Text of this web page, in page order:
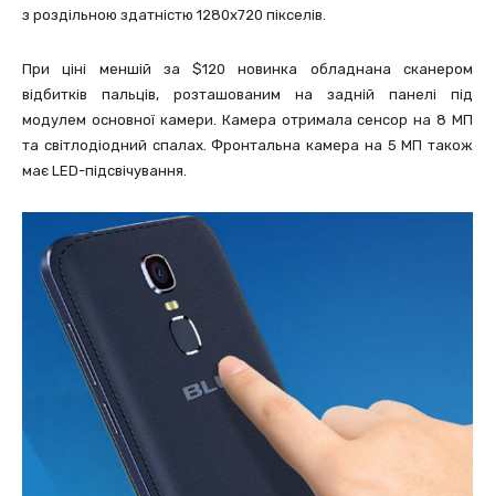
з роздільною здатністю 1280х720 пікселів.
При ціні меншій за $120 новинка обладнана сканером
відбитків пальців, розташованим на задній панелі під
модулем основної камери. Камера отримала сенсор на 8 МП
та світлодіодний спалах. Фронтальна камера на 5 МП також
має LED-підсвічування.